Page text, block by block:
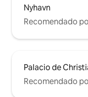
Nyhavn
Recomendado
Palacio de
Recomendado